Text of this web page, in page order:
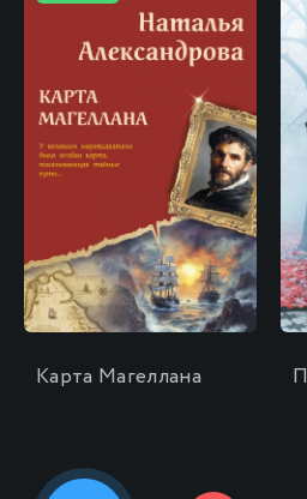
\
Карта Магеллана
\